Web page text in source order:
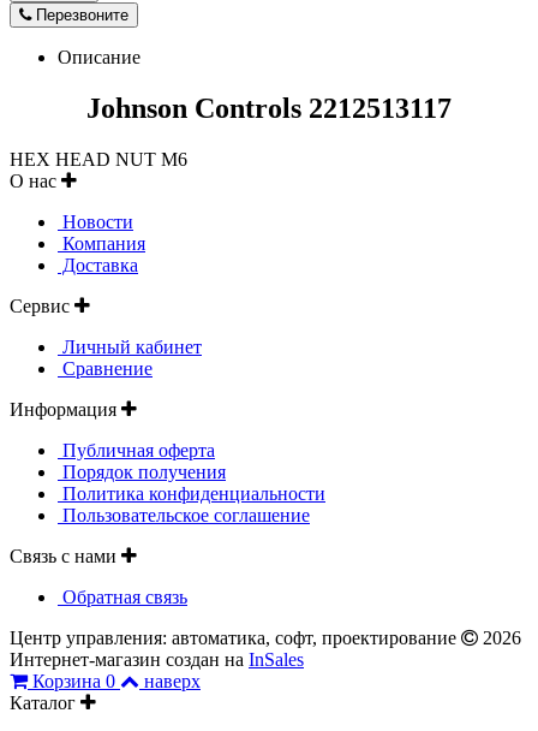
Перезвоните
Описание
Johnson Controls 2212513117
HEX HEAD NUT M6
О нас
Новости
Компания
Доставка
Сервис
Личный кабинет
Сравнение
Информация
Публичная оферта
Порядок получения
Политика конфиденциальности
Пользовательское соглашение
Связь с нами
Обратная связь
Центр управления: автоматика, софт, проектирование
2026
Интернет-магазин создан на InSales
Корзина 0
наверх
Каталог